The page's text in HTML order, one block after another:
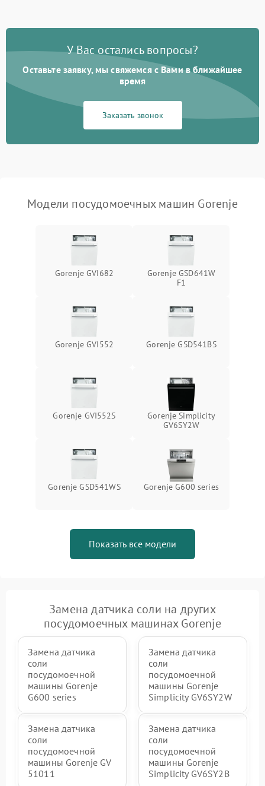
Проблемы с набором
Не работает сушилка 2100 ₽ Подробнее →
Сбои в работе таймера 1700 ₽
У Вас остались вопросы?
Оставьте заявку, мы свяжемся с Вами в ближайшее
время
Заказать звонок
Модели посудомоечных машин Gorenje
Gorenje GVI682
Gorenje GSD641W
F1
Gorenje GVI552 Gorenje GSD541BS
Gorenje GVI552S
Gorenje Simplicity
GV6SY2W
Gorenje GSD541WS Gorenje G600 series
Показать все модели
Замена датчика соли на других
посудомоечных машинах Gorenje
Замена датчика
соли
посудомоечной
машины Gorenje
G600 series
Замена датчика
соли
посудомоечной
машины Gorenje
Simplicity GV6SY2W
Замена датчика
соли
посудомоечной
машины Gorenje GV
51011
Замена датчика
соли
посудомоечной
машины Gorenje
Simplicity GV6SY2B